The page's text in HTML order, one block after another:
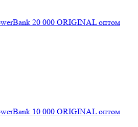
20 000 ORIGINAL оптом
10 000 ORIGINAL оптом